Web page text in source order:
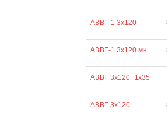
АВВГ-1 3х120
АВВГ-1 3х120 мн
АВВГ 3х120+1х35
АВВГ 3х120